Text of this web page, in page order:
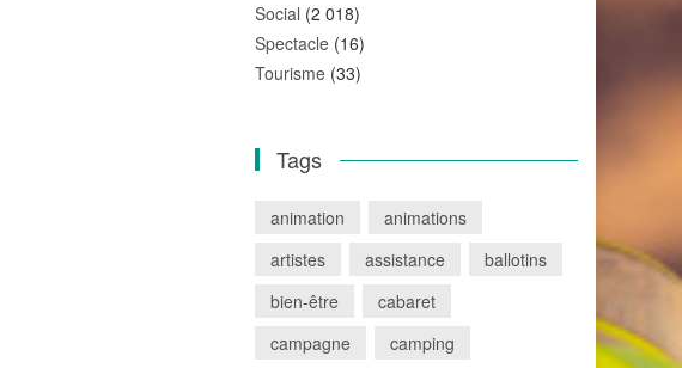
Social (2 018)
Spectacle (16)
Tourisme (33)
Tags
animation
animations
artistes
assistance
ballotins
bien-être
cabaret
campagne
camping